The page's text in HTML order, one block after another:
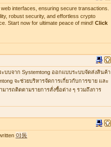
interfaces, ensuring secure transactions.
robust security, and effortless crypto
Start now for ultimate peace of mind! Click
บบจาก Systemtong ออกแบบระบบจัดส่งสินค้า
จะช่วยบริหารจัดการเกี่ยวกับการขาย และ
รถติดตามรายการสั่งซื้อต่าง ๆ รวมถึงการ
야동